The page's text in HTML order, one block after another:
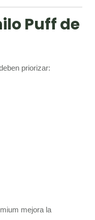
Puff de
priorizar:
mejora la